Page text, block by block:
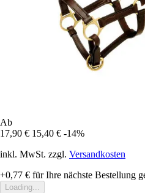
Ab
17,90 € 15,40 € -14%
inkl. MwSt. zzgl. Versandkosten
+0,77 € für Ihre nächste Bestellung
Loading...